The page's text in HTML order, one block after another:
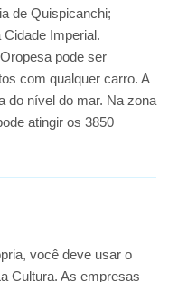
de Quispicanchi;
Imperial.
pode ser
com qualquer carro. A
do nível do mar. Na zona
atingir os 3850
você deve usar o
Cultura. As empresas